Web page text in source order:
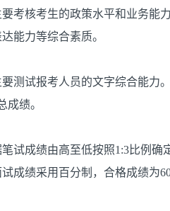
要考核考生的政策水平和业务能
能力等综合素质。
测试报考人员的文字综合能力
成绩。
试成绩由高至低按照1:3比例确
成绩采用百分制，合格成绩为